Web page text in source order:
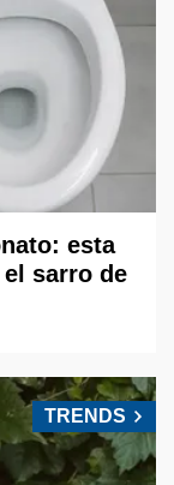
esta
sarro de
TRENDS